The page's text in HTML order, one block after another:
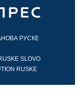
РУСКЕ
SLOVO
RUSKE